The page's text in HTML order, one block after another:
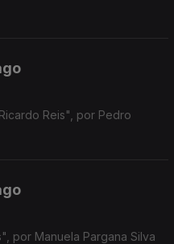
Reis", por Pedro
por Manuela Pargana Silva